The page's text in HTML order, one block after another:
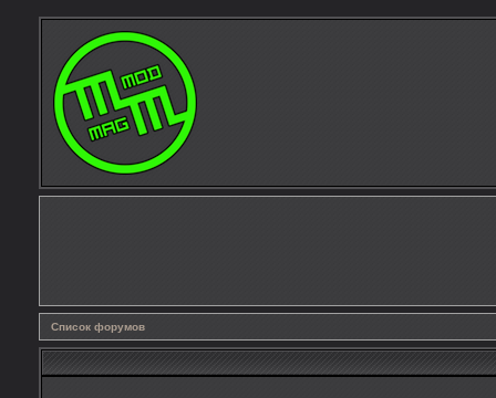
Список форумов